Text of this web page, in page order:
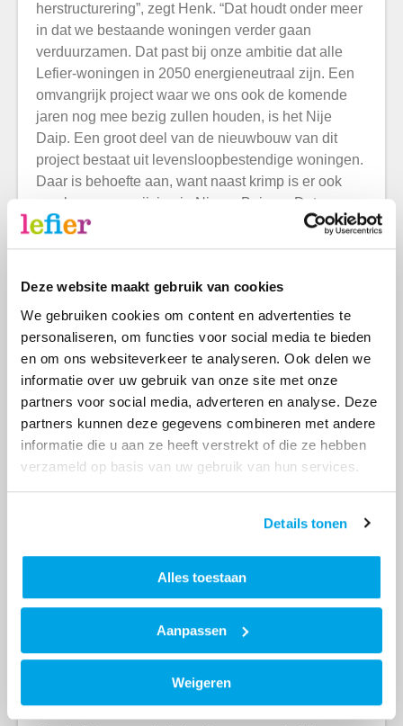
Deze website maakt gebruik van cookies
We gebruiken cookies om content en advertenties te
personaliseren, om functies voor social media te bieden
en om ons websiteverkeer te analyseren. Ook delen we
informatie over uw gebruik van onze site met onze
partners voor social media, adverteren en analyse. Deze
partners kunnen deze gegevens combineren met andere
informatie die u aan ze heeft verstrekt of die ze hebben
verzameld op basis van uw gebruik van hun services.
Details tonen
Alles toestaan
Aanpassen
Weigeren
herstructurering”, zegt Henk. “Dat houdt onder meer
in dat we bestaande woningen verder gaan
verduurzamen. Dat past bij onze ambitie dat alle
Lefier-woningen in 2050 energieneutraal zijn. Een
omvangrijk project waar we ons ook de komende
jaren nog mee bezig zullen houden, is het Nije
Daip. Een groot deel van de nieuwbouw van dit
project bestaat uit levensloopbestendige woningen.
Daar is behoefte aan, want naast krimp is er ook
sprake van vergrijzing in Nieuw-Buinen. Dat
betekent dat we ervoor moeten zorgen dat er ook
genoeg woningen beschikbaar zijn voor ouderen.
woningen zullen we in heel Nieuw-Buinen de
komende jaren nog veel woningen verbeteren naar
nul-op-de-meter-woningen.”
Woonlasten omlaag